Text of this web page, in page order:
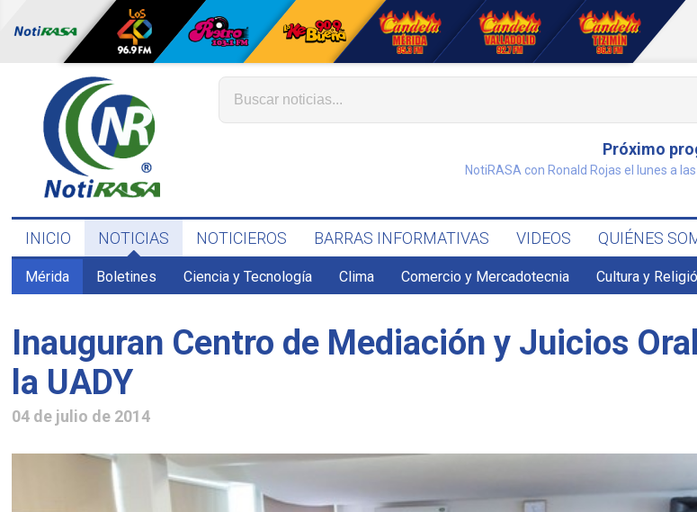
Próximo
NotiRASA con Ronald Rojas el lunes a
INICIO NOTICIAS NOTICIEROS BARRAS INFORMATIVAS VIDEOS QUIÉNES
Mérida Boletines Ciencia y Tecnología Clima Comercio y Mercadotecnia Cultura y
Inauguran Centro de Mediación y Juicios
la UADY
04 de julio de 2014